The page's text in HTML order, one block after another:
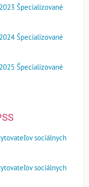
Špecializované
Špecializované
Špecializované
sociálnych
sociálnych